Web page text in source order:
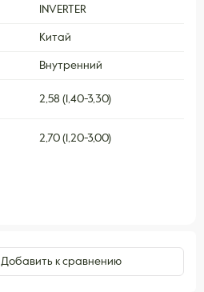
INVERTER
Китай
Внутренний
2,58 (1,40-3,30)
2,70 (1,20-3,00)
Добавить к сравнению